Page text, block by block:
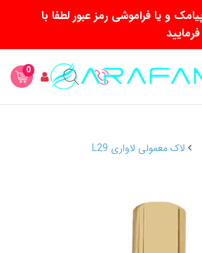
و یا فراموشی رمز عبور لطفا با
0
لاک معمولی لاواری L29